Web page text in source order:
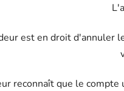
est en droit d'annuler
reconnaît que le